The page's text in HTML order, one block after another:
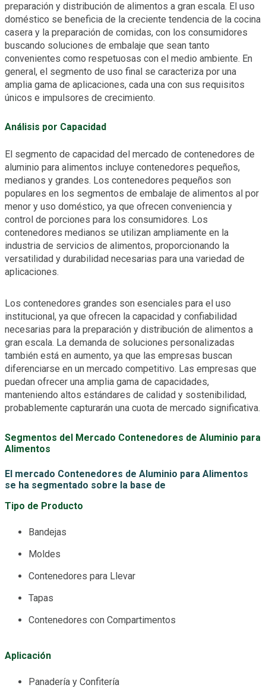
preparación y distribución de alimentos a gran escala. El uso
doméstico se beneficia de la creciente tendencia de la cocina
casera y la preparación de comidas, con los consumidores
buscando soluciones de embalaje que sean tanto
convenientes como respetuosas con el medio ambiente. En
general, el segmento de uso final se caracteriza por una
amplia gama de aplicaciones, cada una con sus requisitos
únicos e impulsores de crecimiento.
Análisis por Capacidad
El segmento de capacidad del mercado de contenedores de
aluminio para alimentos incluye contenedores pequeños,
medianos y grandes. Los contenedores pequeños son
populares en los segmentos de embalaje de alimentos al por
menor y uso doméstico, ya que ofrecen conveniencia y
control de porciones para los consumidores. Los
contenedores medianos se utilizan ampliamente en la
industria de servicios de alimentos, proporcionando la
versatilidad y durabilidad necesarias para una variedad de
aplicaciones.
Los contenedores grandes son esenciales para el uso
institucional, ya que ofrecen la capacidad y confiabilidad
necesarias para la preparación y distribución de alimentos a
gran escala. La demanda de soluciones personalizadas
también está en aumento, ya que las empresas buscan
diferenciarse en un mercado competitivo. Las empresas que
puedan ofrecer una amplia gama de capacidades,
manteniendo altos estándares de calidad y sostenibilidad,
probablemente capturarán una cuota de mercado significativa.
Segmentos del Mercado Contenedores de Aluminio para
Alimentos
El mercado Contenedores de Aluminio para Alimentos
se ha segmentado sobre la base de
Tipo de Producto
Bandejas
Moldes
Contenedores para Llevar
Tapas
Contenedores con Compartimentos
Aplicación
Panadería y Confitería